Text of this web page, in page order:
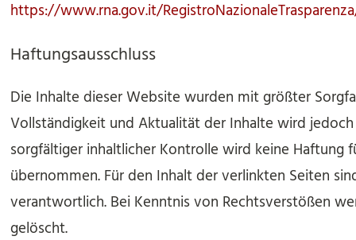
https://www.rna.gov.it/
Haftungsausschluss
Die Inhalte dieser Website wurden mit größter
Vollständigkeit und Aktualität der Inhalte wird
sorgfältiger inhaltlicher Kontrolle wird keine Haftung
übernommen. Für den Inhalt der verlinkten Seiten
verantwortlich. Bei Kenntnis von Rechtsverstößen
gelöscht.